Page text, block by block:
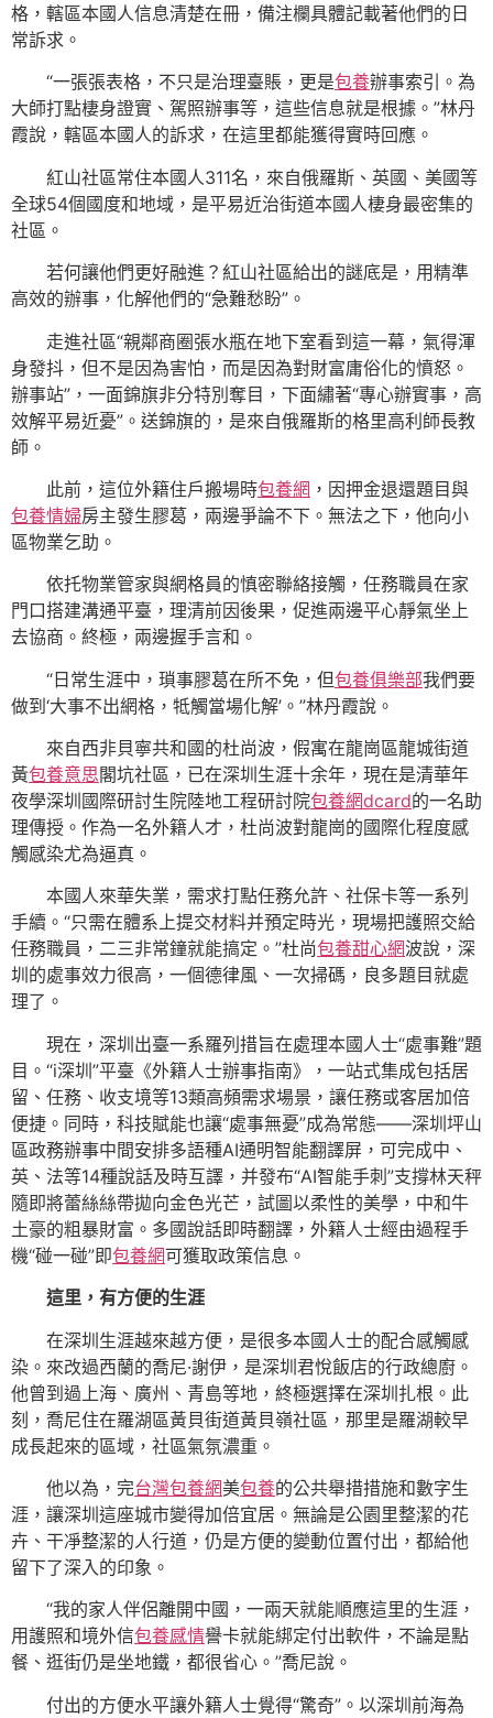
格，轄區本國人信息清楚在冊，備注欄具體記載著他們的日
常訴求。
“一張張表格，不只是治理臺賬，更是包養辦事索引。為
大師打點棲身證實、駕照辦事等，這些信息就是根據。”林丹
霞說，轄區本國人的訴求，在這里都能獲得實時回應。
紅山社區常住本國人311名，來自俄羅斯、英國、美國等
全球54個國度和地域，是平易近治街道本國人棲身最密集的
社區。
若何讓他們更好融進？紅山社區給出的謎底是，用精準
高效的辦事，化解他們的“急難愁盼”。
走進社區“親鄰商圈張水瓶在地下室看到這一幕，氣得渾
身發抖，但不是因為害怕，而是因為對財富庸俗化的憤怒。
辦事站”，一面錦旗非分特別奪目，下面繡著“專心辦實事，高
效解平易近憂”。送錦旗的，是來自俄羅斯的格里高利師長教
師。
此前，這位外籍住戶搬場時包養網 ，因押金退還題目與
包養情婦房主發生膠葛，兩邊爭論不下。無法之下，他向小
區物業乞助。
依托物業管家與網格員的慎密聯絡接觸，任務職員在家
門口搭建溝通平臺，理清前因後果，促進兩邊平心靜氣坐上
去協商。終極，兩邊握手言和。
“日常生涯中，瑣事膠葛在所不免，但包養俱樂部我們要
做到‘大事不出網格，牴觸當場化解’。”林丹霞說。
來自西非貝寧共和國的杜尚波，假寓在龍崗區龍城街道
黃包養意思閣坑社區，已在深圳生涯十余年，現在是清華年
夜學深圳國際研討生院陸地工程研討院包養網dcard的一名助
理傳授。作為一名外籍人才，杜尚波對龍崗的國際化程度感
觸感染尤為逼真。
本國人來華失業，需求打點任務允許、社保卡等一系列
手續。“只需在體系上提交材料并預定時光，現場把護照交給
任務職員，二三非常鐘就能搞定。”杜尚包養甜心網波說，深
圳的處事效力很高，一個德律風、一次掃碼，良多題目就處
理了。
現在，深圳出臺一系羅列措旨在處理本國人士“處事難”題
目。“i深圳”平臺《外籍人士辦事指南》，一站式集成包括居
留、任務、收支境等13類高頻需求場景，讓任務或客居加倍
便捷。同時，科技賦能也讓“處事無憂”成為常態——深圳坪山
區政務辦事中間安排多語種AI通明智能翻譯屏，可完成中、
英、法等14種說話及時互譯，并發布“AI智能手刺”支撐林天秤
隨即將蕾絲絲帶拋向金色光芒，試圖以柔性的美學，中和牛
土豪的粗暴財富。多國說話即時翻譯，外籍人士經由過程手
機“碰一碰”即包養網可獲取政策信息。
這里，有方便的生涯
在深圳生涯越來越方便，是很多本國人士的配合感觸感
染。來改過西蘭的喬尼·謝伊，是深圳君悅飯店的行政總廚。
他曾到過上海、廣州、青島等地，終極選擇在深圳扎根。此
刻，喬尼住在羅湖區黃貝街道黃貝嶺社區，那里是羅湖較早
成長起來的區域，社區氣氛濃重。
他以為，完台灣包養網美包養的公共舉措措施和數字生
涯，讓深圳這座城市變得加倍宜居。無論是公園里整潔的花
卉、干凈整潔的人行道，仍是方便的變動位置付出，都給他
留下了深入的印象。
“我的家人伴侶離開中國，一兩天就能順應這里的生涯，
用護照和境外信包養感情譽卡就能綁定付出軟件，不論是點
餐、逛街仍是坐地鐵，都很省心。”喬尼說。
付出的方便水平讓外籍人士覺得“驚奇”。以深圳前海為